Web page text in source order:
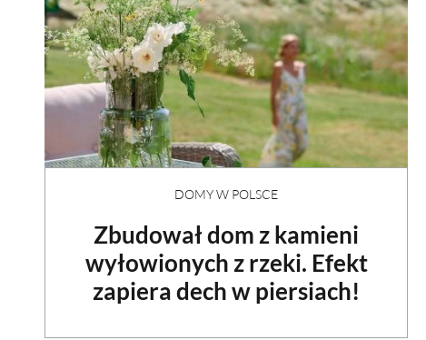
DOMY W POLSCE
Zbudował dom z kamieni
wyłowionych z rzeki. Efekt
zapiera dech w piersiach!